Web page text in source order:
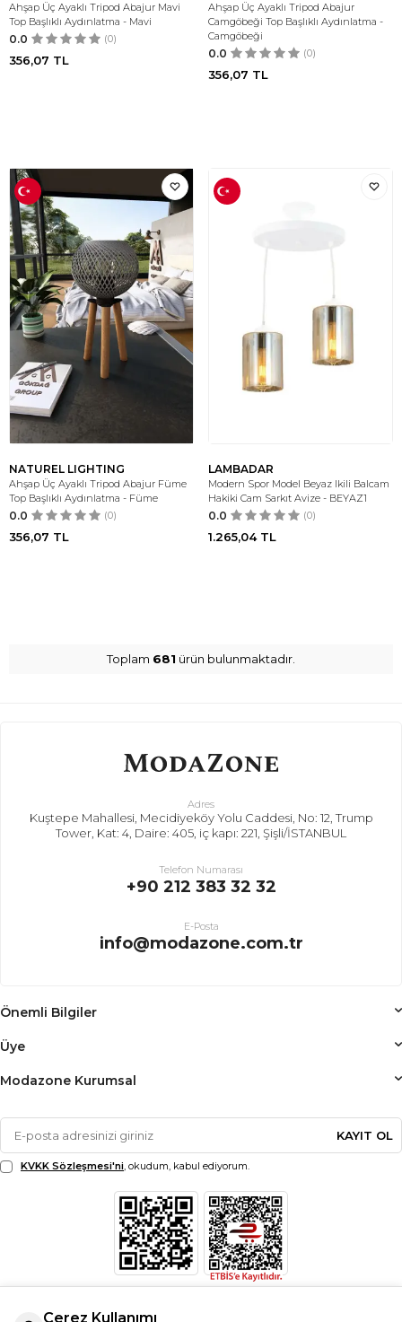
Ahşap Üç Ayaklı Tripod Abajur Mavi
Top Başlıklı Aydınlatma - Mavi
0.0 (0)
356,07 TL
Ahşap Üç Ayaklı Tripod Abajur
Camgöbeği Top Başlıklı Aydınlatma -
Camgöbeği
0.0 (0)
356,07 TL
NATUREL LIGHTING
Ahşap Üç Ayaklı Tripod Abajur Füme
Top Başlıklı Aydınlatma - Füme
0.0 (0)
356,07 TL
LAMBADAR
Modern Spor Model Beyaz Ikili Balcam
Hakiki Cam Sarkıt Avize - BEYAZ1
0.0 (0)
1.265,04TL
Toplam 681 ürün bulunmaktadır.
Adres
Kuştepe Mahallesi, Mecidiyeköy Yolu Caddesi, No: 12, Trump
Tower, Kat: 4, Daire: 405, iç kapı: 221, Şişli/İSTANBUL
Telefon Numarası
+90 212 383 32 32
E-Posta
info@modazone.com.tr
Önemli Bilgiler
Üye
Modazone Kurumsal
KAYIT OL
KVKK Sözleşmesi'ni, okudum, kabul ediyorum.
Çerez Kullanımı